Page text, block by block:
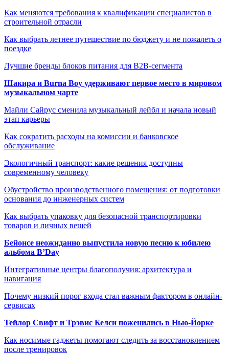
Как меняются требования к квалификации специалистов в
строительной отрасли
Как выбрать летнее путешествие по бюджету и не пожалеть о
поездке
Лучшие бренды блоков питания для B2B-сегмента
Шакира и Burna Boy удерживают первое место в мировом
музыкальном чарте
Майли Сайрус сменила музыкальный лейбл и начала новый
этап карьеры
Как сократить расходы на комиссии и банковское
обслуживание
Экологичный транспорт: какие решения доступны
современному человеку
Обустройство производственного помещения: от подготовки
основания до инженерных систем
Как выбрать упаковку для безопасной транспортировки
товаров и личных вещей
Бейонсе неожиданно выпустила новую песню к юбилею
альбома B’Day
Интегративные центры благополучия: архитектура и
навигация
Почему низкий порог входа стал важным фактором в онлайн-
сервисах
Тейлор Свифт и Трэвис Келси поженились в Нью-Йорке
Как носимые гаджеты помогают следить за восстановлением
после тренировок